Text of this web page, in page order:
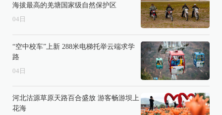
海拔最高的羌塘国家级自然保护区
04 日
“空中校车”上新 288米电梯托举云端求学
路
04 日
河北沽源草原天路百合盛放 游客畅游坝上
花海